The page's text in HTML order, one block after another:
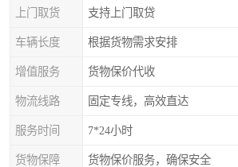
上门取货 支持上门取贷
车辆长度 根据货物需求安排
增值服务 货物保价代收
物流线路 固定专线，高效直达
服务时间 7*24小时
货物保障 货物保价服务，确保安全